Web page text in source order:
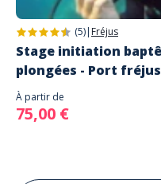
(5)| Fréjus
Stage initiation
plongées - Port fréjus
À partir de
75,00 €